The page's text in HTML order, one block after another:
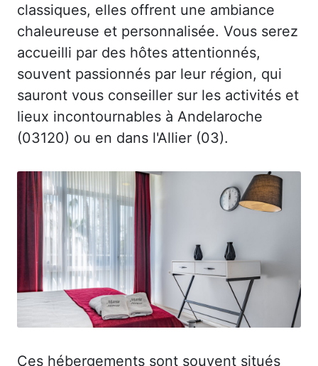
classiques, elles offrent une ambiance
chaleureuse et personnalisée. Vous serez
accueilli par des hôtes attentionnés,
souvent passionnés par leur région, qui
sauront vous conseiller sur les activités et
lieux incontournables à Andelaroche
(03120) ou en dans l'Allier (03).
Ces hébergements sont souvent situés